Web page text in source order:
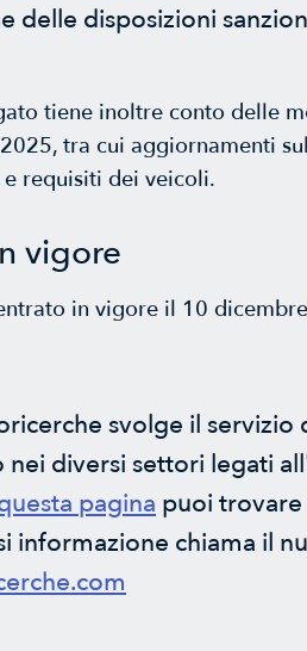
delle disposizioni
tiene inoltre conto delle
tra cui aggiornamenti
requisiti dei veicoli.
vigore
in vigore il 10
svolge il
diversi settori legati
pagina puoi trovare
informazione chiama il